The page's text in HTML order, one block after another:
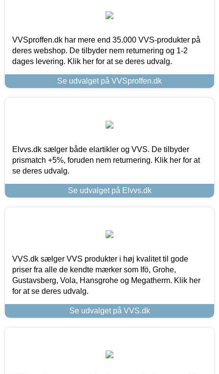
VVSproffen.dk har mere end 35.000 VVS-produkter på
deres webshop. De tilbyder nem returnering og 1-2
dages levering. Klik her for at se deres udvalg.
Se udvalget på VVSproffen.dk
Elvvs.dk sælger både elartikler og VVS. De tilbyder
prismatch +5%, foruden nem returnering. Klik her for at
se deres udvalg.
Se udvalget på Elvvs.dk
VVS.dk sælger VVS produkter i høj kvalitet til gode
priser fra alle de kendte mærker som Ifö, Grohe,
Gustavsberg, Vola, Hansgrohe og Megatherm. Klik her
for at se deres udvalg.
Se udvalget på VVS.dk